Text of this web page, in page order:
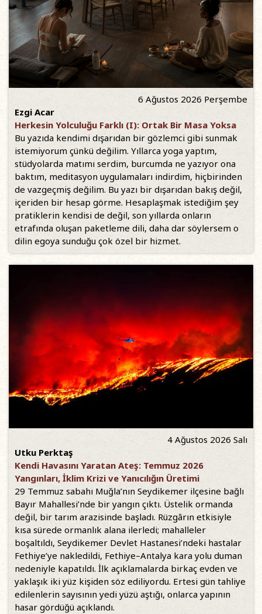
6 Ağustos 2026 Perşembe
Ezgi Acar
Herkesin Yolculuğu Farklı (I): Ortak Bir Masa Yoksa
Bu yazıda kendimi dışarıdan bir gözlemci gibi sunmak
istemiyorum çünkü değilim. Yıllarca yoga yaptım,
stüdyolarda matımı serdim, burcumda ne yazıyor ona
baktım, meditasyon uygulamaları indirdim, hiçbirinden
de vazgeçmiş değilim. Bu yazı bir dışarıdan bakış değil,
içeriden bir hesap görme. Hesaplaşmak istediğim şey
pratiklerin kendisi de değil, son yıllarda onların
etrafında oluşan paketleme dili, daha dar söylersem o
dilin egoya sunduğu çok özel bir hizmet.
4 Ağustos 2026 Salı
Utku Perktaş
Kendi Havasını Yaratan Ateş: Temmuz 2026
Yangınları, İklim Krizi ve Yanıcılığın Üretimi
29 Temmuz sabahı Muğla’nın Seydikemer ilçesine bağlı
Bayır Mahallesi’nde bir yangın çıktı. Üstelik ormanda
değil, bir tarım arazisinde başladı. Rüzgârın etkisiyle
kısa sürede ormanlık alana ilerledi; mahalleler
boşaltıldı, Seydikemer Devlet Hastanesi’ndeki hastalar
Fethiye’ye nakledildi, Fethiye–Antalya kara yolu duman
nedeniyle kapatıldı. İlk açıklamalarda birkaç evden ve
yaklaşık iki yüz kişiden söz ediliyordu. Ertesi gün tahliye
edilenlerin sayısının yedi yüzü aştığı, onlarca yapının
hasar gördüğü açıklandı.